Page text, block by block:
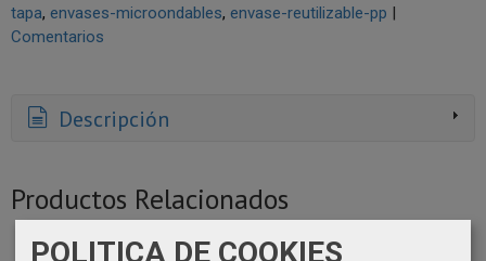
tapa envases-microondables envase-reutilizable-pp |
Comentarios
Descripción
Productos Relacionados
POLITICA DE COOKIES